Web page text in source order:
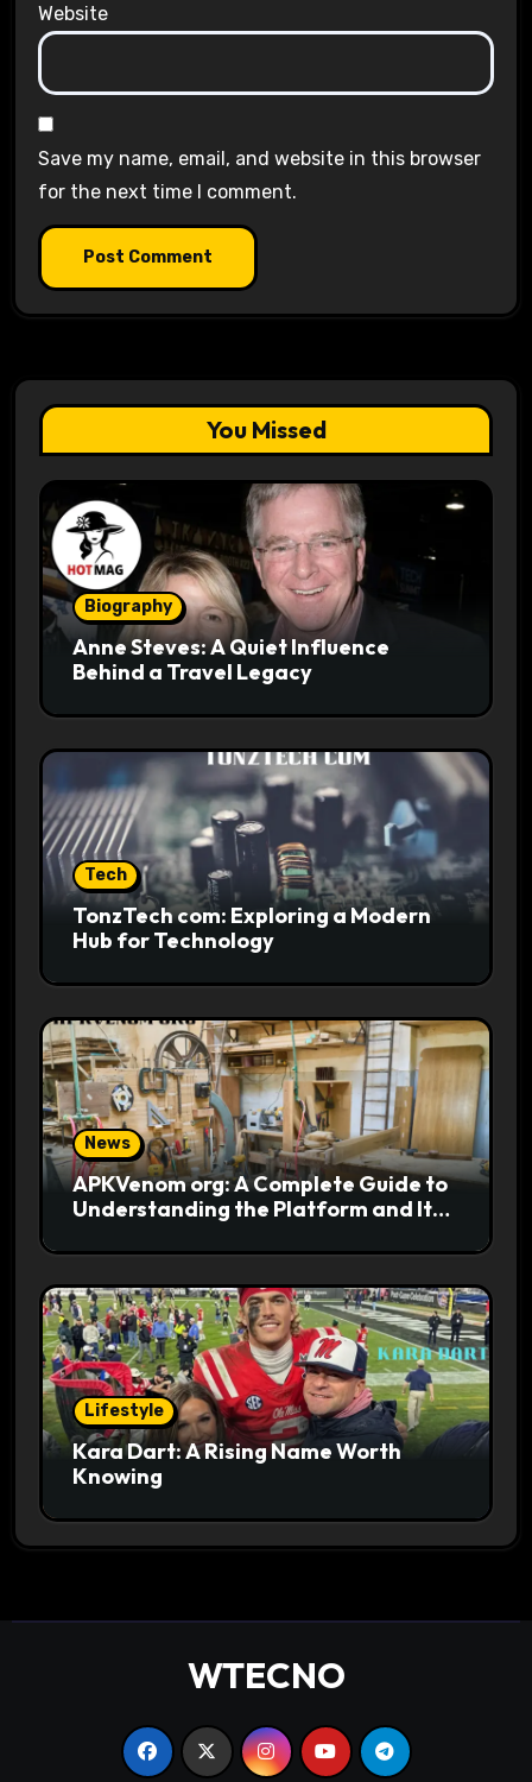
Website
Save my name, email, and website in this browser
for the next time I comment.
You Missed
Biography
Anne Steves: A Quiet Influence
Behind a Travel Legacy
Tech
TonzTech com: Exploring a Modern
Hub for Technology
News
APKVenom org: A Complete Guide to
Understanding the Platform and Its
Lifestyle
Kara Dart: A Rising Name Worth
Knowing
WTECNO